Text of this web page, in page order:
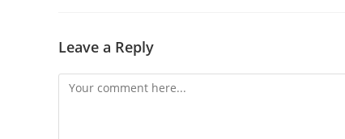
Leave a Reply
Comment